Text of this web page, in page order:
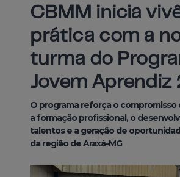
CBMM inicia
prática com a
turma do
Jovem Aprendiz
O programa reforça o compromisso
a formação profissional, o
talentos e a geração de
da região de Araxá-MG